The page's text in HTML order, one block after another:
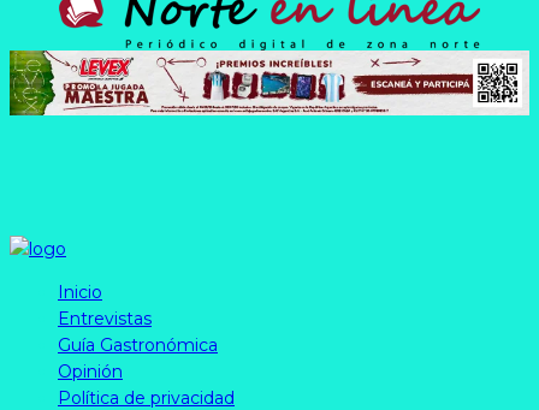
Inicio
Entrevistas
Guía Gastronómica
Opinión
Política de privacidad